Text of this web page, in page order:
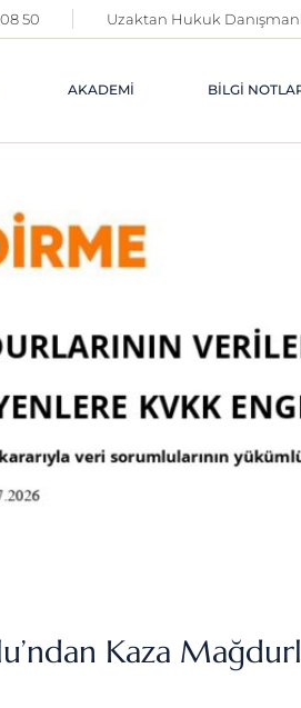
50 Uzaktan Hukuk
AKADEMI BILGI
Kaza